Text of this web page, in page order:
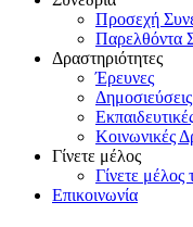
Προσεχή
Παρελθόντα
Δραστηριότητες
Έρευνες
Δημοσιεύσεις
Κοινωνικές
Γίνετε μέλος
Γίνετε μέλος
Επικοινωνία